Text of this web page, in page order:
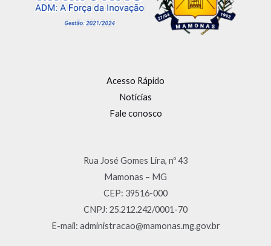
Acesso Rápido
Notícias
Fale conosco
Rua José Gomes Lira, nº 43
Mamonas – MG
CEP: 39516-000
CNPJ: 25.212.242/0001-70
E-mail: administracao@mamonas.mg.gov.br